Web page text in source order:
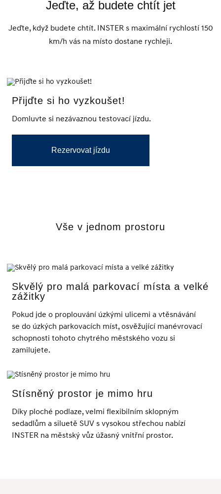
Jeďte, až budete chtít jet
Jeďte, když budete chtít. INSTER s maximální rychlostí 150
km/h vás na místo dostane rychleji.
Přijďte si ho vyzkoušet!
Domluvte si nezávaznou testovací jízdu.
Rezervovat jízdu
Vše v jednom prostoru
Skvělý pro malá parkovací místa a velké
zážitky
Pokud jde o proplouvání úzkými ulicemi a vtěsnávání
se do úzkých parkovacích míst, osvěžující manévrovací
schopnosti tohoto chytrého městského vozu si
zamilujete.
Stísněný prostor je mimo hru
Díky ploché podlaze, velmi flexibilním sklopným
sedadlům a siluetě SUV s vysokou střechou nabízí
INSTER na městský vůz úžasný vnitřní prostor.